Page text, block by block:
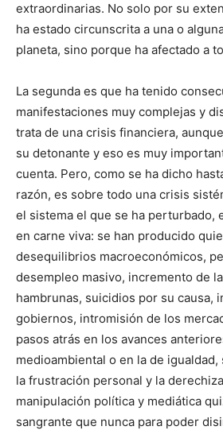
extraordinarias. No solo por su
ha estado circunscrita a una o
planeta, sino porque ha afectado a
La segunda es que ha tenido
manifestaciones muy complejas y
trata de una crisis financiera,
su detonante y eso es muy
cuenta. Pero, como se ha dicho
razón, es sobre todo una crisis
el sistema el que se ha perturbado,
en carne viva: se han producido
desequilibrios macroeconómicos,
desempleo masivo, incremento de
hambrunas, suicidios por su causa,
gobiernos, intromisión de los
pasos atrás en los avances
medioambiental o en la de
la frustración personal y la
manipulación política y mediática
sangrante que nunca para poder